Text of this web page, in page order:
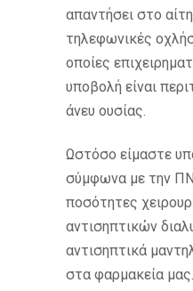
απαντήσει στο
τηλεφωνικές
οποίες
υποβολή είναι
άνευ ουσίας.
Ωστόσο είμαστε
σύμφωνα με την
ποσότητες
αντισηπτικών
αντισηπτικά
στα φαρμακεία μας.